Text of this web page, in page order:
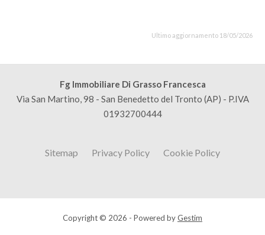
Ultimo aggiornamento 18/05/2026
Fg Immobiliare Di Grasso Francesca
Via San Martino, 98 - San Benedetto del Tronto (AP) - P.IVA
01932700444
Sitemap Privacy Policy Cookie Policy
Copyright © 2026 - Powered byGestim